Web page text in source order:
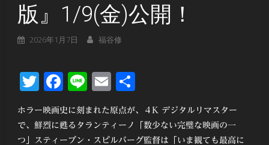
版』1/9(金)公開！
2026年1月7日 福谷修
Twitter
Facebook
LineEmail
ホラー映画史に刻まれた原点が、４K デジタルリマスター
で、鮮烈に甦るタランティーノ「数少ない完璧な映画の一
つ」スティーブン・スピルバーグ監督は「いま観ても最⾼に